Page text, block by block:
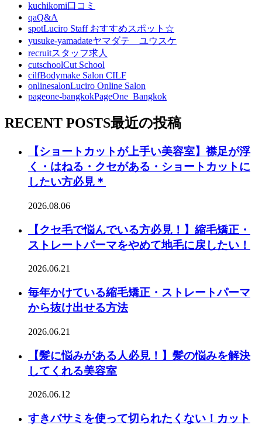
kuchikomi口コミ
qaQ&A
spotLuciro Staff おすすめスポット☆
yusuke-yamadateヤマダテ ユウスケ
recruitスタッフ求人
cutschoolCut School
cilfBodymake Salon CILF
onlinesalonLuciro Online Salon
pageone-bangkokPageOne_Bangkok
RECENT POSTS最近の投稿
【ショートカットが上手い美容室】襟足が浮
く・はねる・クセがある・ショートカットに
したい方必見＊
2026.08.06
【クセ毛で悩んでいる方必見！】縮毛矯正・
ストレートパーマをやめて地毛に戻したい！
2026.06.21
毎年かけている縮毛矯正・ストレートパーマ
から抜け出せる方法
2026.06.21
【髪に悩みがある人必見！】髪の悩みを解決
してくれる美容室
2026.06.12
すきバサミを使って切られたくない！カット